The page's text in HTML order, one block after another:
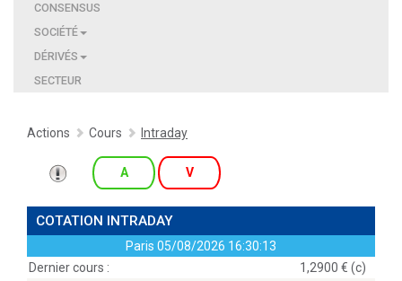
CONSENSUS
SOCIÉTÉ
DÉRIVÉS
SECTEUR
Actions Cours Intraday
A V
COTATION INTRADAY
Paris 05/08/2026 16:30:13
Dernier cours :
1,2900 € (c)